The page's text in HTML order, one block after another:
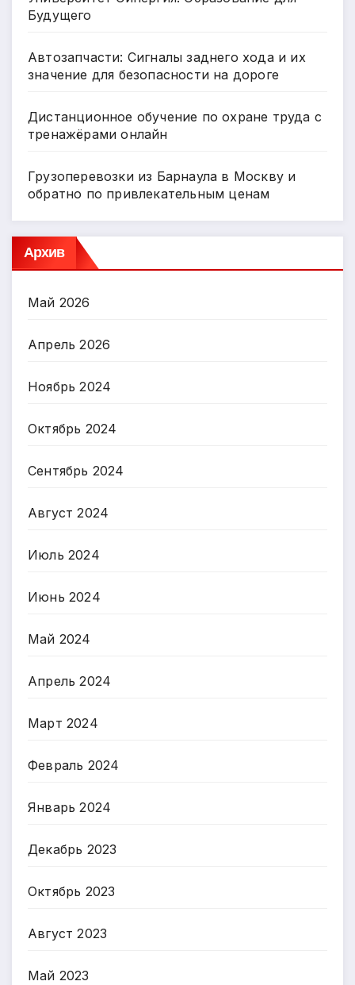
Будущего
Автозапчасти: Сигналы заднего хода и их
значение для безопасности на дороге
Дистанционное обучение по охране труда с
тренажёрами онлайн
Грузоперевозки из Барнаула в Москву и
обратно по привлекательным ценам
Архив
Май 2026
Апрель 2026
Ноябрь 2024
Октябрь 2024
Сентябрь 2024
Август 2024
Июль 2024
Июнь 2024
Май 2024
Апрель 2024
Март 2024
Февраль 2024
Январь 2024
Декабрь 2023
Октябрь 2023
Август 2023
Май 2023